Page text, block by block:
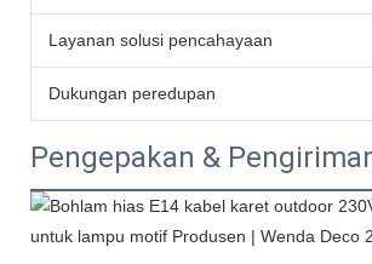
Layanan solusi pencahayaan
Dukungan peredupan
Pengepakan &